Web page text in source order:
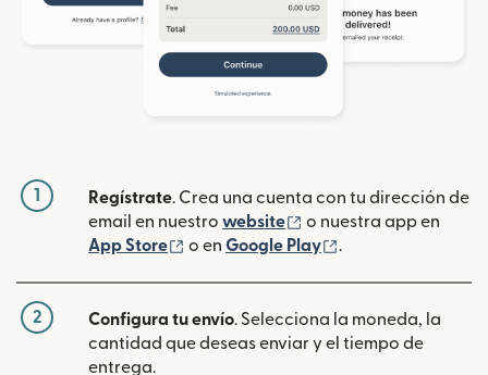
1 Regístrate. Crea una cuenta con tu dirección de
email en nuestro website (se abre en una
o nuestra app en
App Store
(se abre en una ventana nueva)
o en Google Play .
2 Configura tu envío. Selecciona la moneda, la
cantidad que deseas enviar y el tiempo de
entrega.